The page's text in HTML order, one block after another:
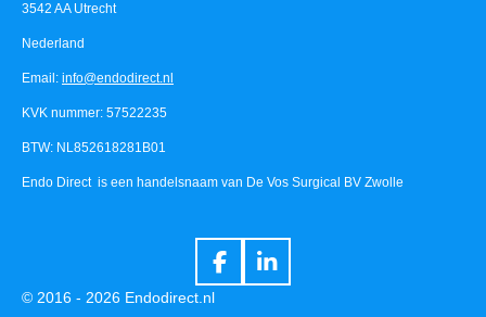
3542 AA Utrecht
Nederland
Email: info@endodirect.nl
KVK nummer: 57522235
BTW: NL852618281B01
Endo Direct is een handelsnaam van De Vos Surgical BV Zwolle
F
L
© 2016 - 2026 Endodirect.nl